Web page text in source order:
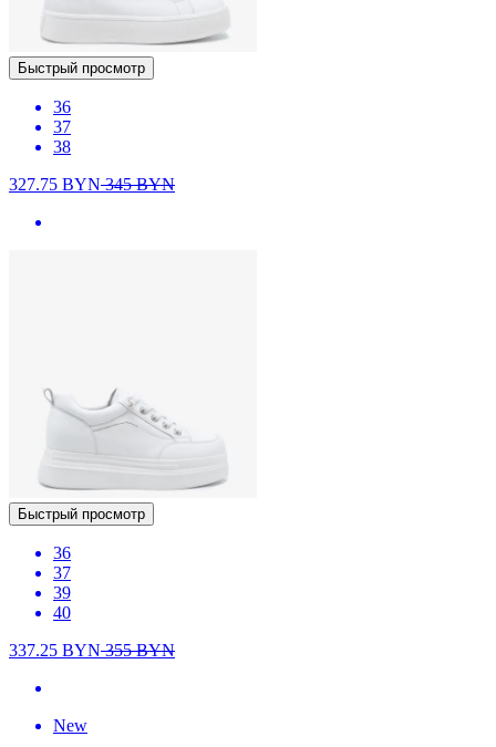
Быстрый просмотр
36
37
38
327.75 BYN345BYN
Быстрый просмотр
36
37
39
40
337.25 BYN355BYN
New